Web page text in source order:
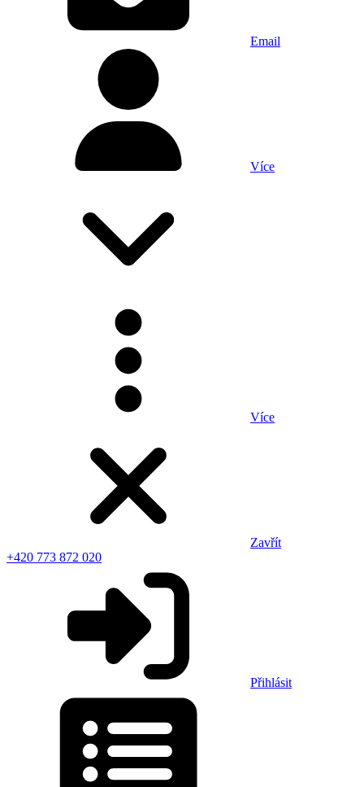
Email
Více
Více
Zavřít
+420 773 872 020
Přihlásit